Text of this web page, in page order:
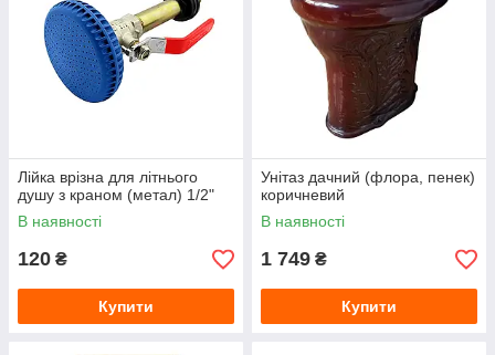
Лійка врізна для літнього
душу з краном (метал) 1/2"
В наявності
120 ₴
Купити
Унітаз дачний (флора, пенек)
коричневий
В наявності
1 749 ₴
Купити